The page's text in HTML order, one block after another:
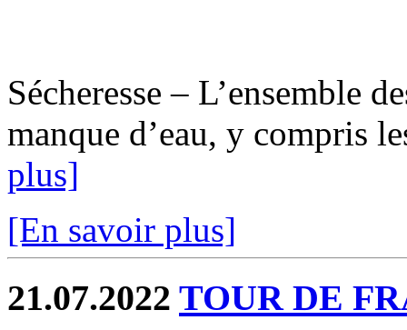
Sécheresse – L’ensemble
manque d’eau, y compris
plus]
[En savoir plus]
21.07.2022 TOUR DE